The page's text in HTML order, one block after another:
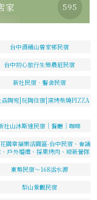
家 595
台中酒桶山曾家邨民宿
台中初心旅行生態農莊民宿
新社民宿‧馨舍民宿
劦陶宛|玩陶住宿|窯烤柴燒PIZZA
社山沐斯達民宿｜餐廳｜咖啡
園幸福樂活園區-台中民宿、會議
戶外婚禮、採果烤肉、迎新營隊
東勢民宿～168活水源
梨山景觀民宿